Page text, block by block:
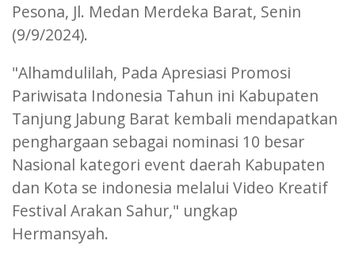
Pesona, Jl. Medan Merdeka Barat, Senin
(9/9/2024).
"Alhamdulilah, Pada Apresiasi Promosi
Pariwisata Indonesia Tahun ini Kabupaten
Tanjung Jabung Barat kembali mendapatkan
penghargaan sebagai nominasi 10 besar
Nasional kategori event daerah Kabupaten
dan Kota se indonesia melalui Video Kreatif
Festival Arakan Sahur," ungkap
Hermansyah.